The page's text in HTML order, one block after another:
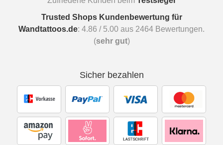
Trusted Shops Kundenbewertung für
Wandtattoos.de: 4.86 / 5.00 aus 2464 Bewertungen.
(sehr gut)
Sicher bezahlen